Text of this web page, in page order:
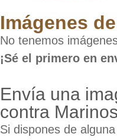
Imágenes
No tenemos
¡Sé el primero en
Envía una
contra
Si dispones de